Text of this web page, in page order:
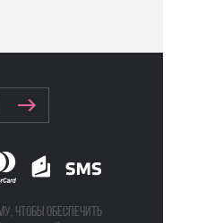
чтобы обеспечить